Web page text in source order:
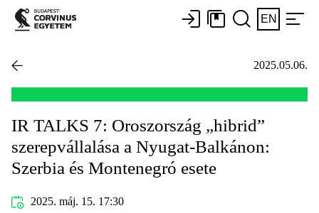
EN
2025.05.06.
IR TALKS 7: Oroszország „hibrid”
szerepvállalása a Nyugat-Balkánon:
Szerbia és Montenegró esete
2025. máj. 15. 17:30